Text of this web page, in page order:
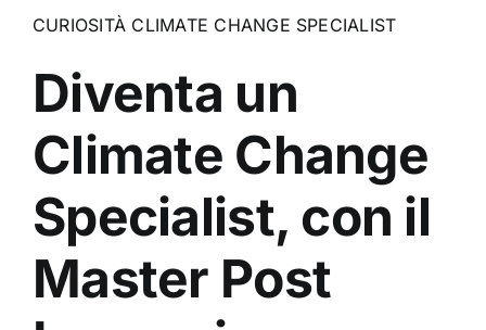
CURIOSITÀ CLIMATE CHANGE SPECIALIST
Diventa un
Climate Change
Specialist, con il
Master Post